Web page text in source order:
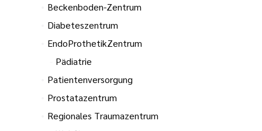
Beckenboden-Zentrum
Diabeteszentrum
EndoProthetikZentrum
Pädiatrie
Patientenversorgung
Prostatazentrum
Regionales Traumazentrum